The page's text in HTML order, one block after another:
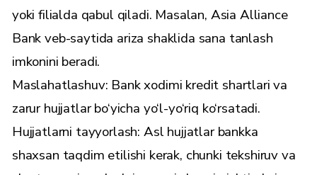
yoki filialda qabul qiladi. Masalan, Asia Alliance
Bank veb-saytida ariza shaklida sana tanlash
imkonini beradi.
Maslahatlashuv: Bank xodimi kredit shartlari va
zarur hujjatlar bo‘yicha yo‘l-yo‘riq ko‘rsatadi.
Hujjatlarni tayyorlash: Asl hujjatlar bankka
shaxsan taqdim etilishi kerak, chunki tekshiruv va